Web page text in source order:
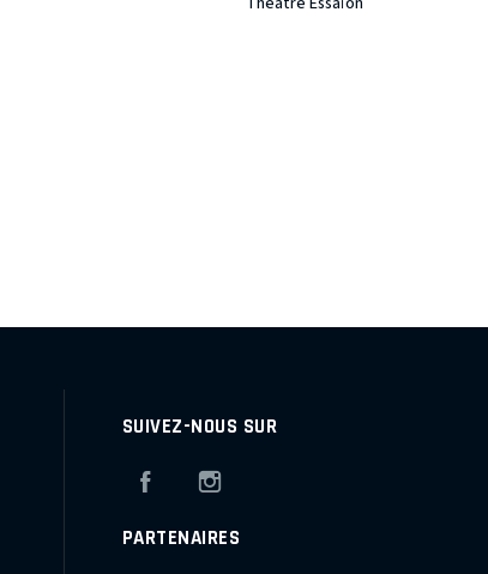
SUIVEZ-NOUS SUR
Facebook
PARTENAIRES